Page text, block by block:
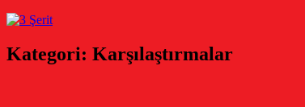
Kategori: Karşılaştırmalar